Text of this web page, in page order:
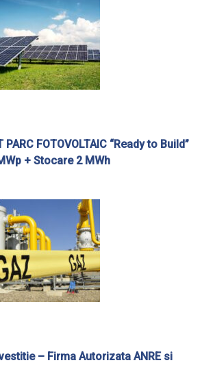
PARC FOTOVOLTAIC “Ready to Build”
+ Stocare 2 MWh
– Firma Autorizata ANRE si